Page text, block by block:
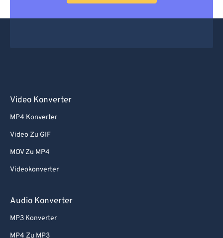
Video Konverter
MP4 Konverter
Video Zu GIF
MOV Zu MP4
Videokonverter
Audio Konverter
MP3 Konverter
MP4 Zu MP3